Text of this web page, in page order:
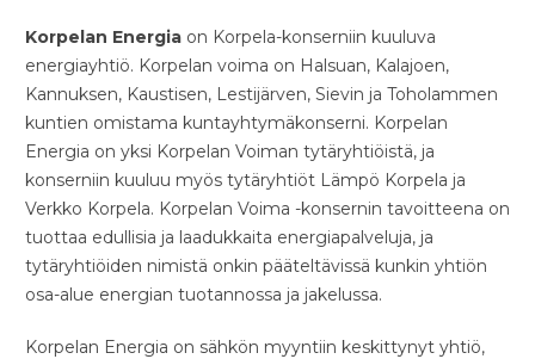
Korpelan Energia on Korpela-konserniin kuuluva
energiayhtiö. Korpelan voima on Halsuan, Kalajoen,
Kannuksen, Kaustisen, Lestijärven, Sievin ja Toholammen
kuntien omistama kuntayhtymäkonserni. Korpelan
Energia on yksi Korpelan Voiman tytäryhtiöistä, ja
konserniin kuuluu myös tytäryhtiöt Lämpö Korpela ja
Verkko Korpela. Korpelan Voima -konsernin tavoitteena on
tuottaa edullisia ja laadukkaita energiapalveluja, ja
tytäryhtiöiden nimistä onkin pääteltävissä kunkin yhtiön
osa-alue energian tuotannossa ja jakelussa.
Korpelan Energia on sähkön myyntiin keskittynyt yhtiö,